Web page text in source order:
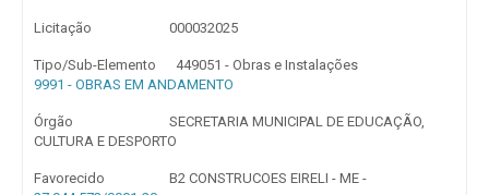
Licitação 000032025
Tipo/Sub-Elemento
449051 - Obras e Instalações
9991 - OBRAS EM ANDAMENTO
Órgão
SECRETARIA MUNICIPAL DE EDUCAÇÃO,
CULTURA E DESPORTO
Favorecido
B2 CONSTRUCOES EIRELI - ME -